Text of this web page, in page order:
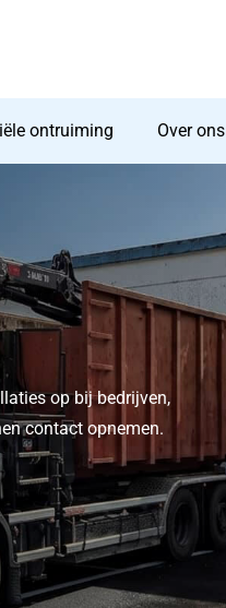
ontruiming Over ons
op bij bedrijven,
contact opnemen.